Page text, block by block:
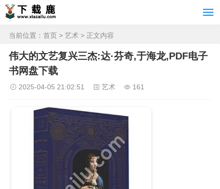
当前位置： 首页 > 艺术 > 正文内容
伟大的文艺复兴三杰:达·芬奇,于海龙,PDF电子
书网盘下载
2025-04-05 21:02:51 艺术 161